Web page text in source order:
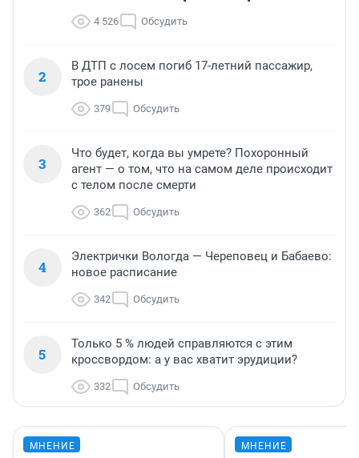
4 526 Обсудить
2
В ДТП с лосем погиб 17-летний пассажир,
трое ранены
379 Обсудить
3
Что будет, когда вы умрете? Похоронный
агент — о том, что на самом деле происходит
с телом после смерти
362 Обсудить
4
Электрички Вологда — Череповец и Бабаево:
новое расписание
342 Обсудить
5
Только 5 % людей справляются с этим
кроссвордом: а у вас хватит эрудиции?
332 Обсудить
МНЕНИЕ МНЕНИЕ